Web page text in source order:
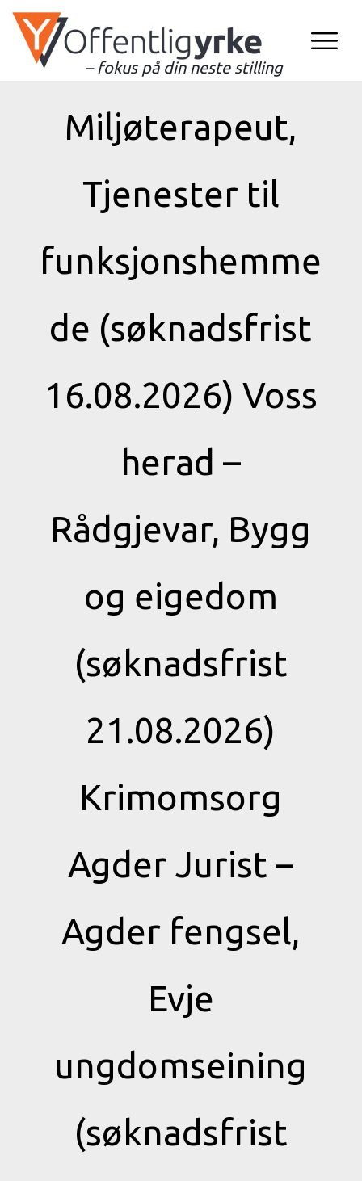
– fokus på din neste stilling
Miljøterapeut,
Tjenester til
funksjonshemme
de (søknadsfrist
16.08.2026) Voss
herad –
Rådgjevar, Bygg
og eigedom
(søknadsfrist
21.08.2026)
Krimomsorg
Agder Jurist –
Agder fengsel,
Evje
ungdomseining
(søknadsfrist